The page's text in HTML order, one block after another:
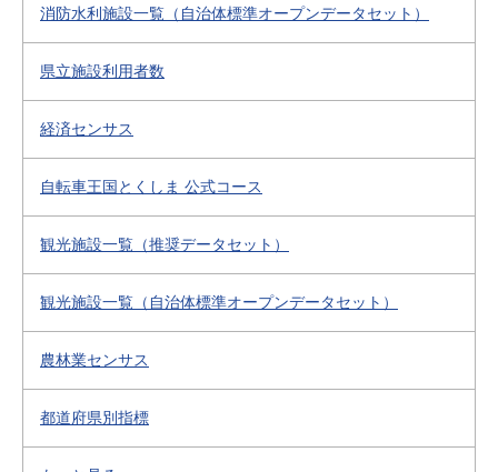
消防水利施設一覧（自治体標準オープンデータセット）
県立施設利用者数
経済センサス
自転車王国とくしま 公式コース
観光施設一覧（推奨データセット）
観光施設一覧（自治体標準オープンデータセット）
農林業センサス
都道府県別指標